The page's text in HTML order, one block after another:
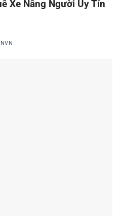
Xe Nâng Người Uy Tín